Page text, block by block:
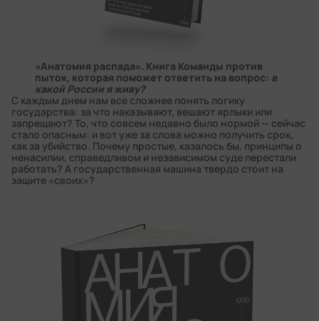
«Анатомия распада». Книга Команды против
пыток, которая поможет ответить на вопрос: в
какой России я живу?
С каждым днем нам все сложнее понять логику
государства: за что наказывают, вешают ярлыки или
запрещают? То, что совсем недавно было нормой — сейчас
стало опасным: и вот уже за слова можно получить срок,
как за убийство. Почему простые, казалось бы, принципы о
ненасилии, справедливом и независимом суде перестали
работать? А государственная машина твердо стоит на
защите «своих»?